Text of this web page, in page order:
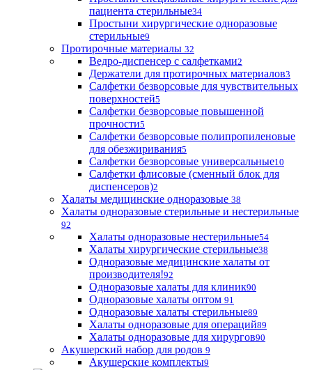
пациента стерильные34
Простыни хирургические одноразовые
стерильные9
Протирочные материалы 32
Ведро-диспенсер с салфетками2
Держатели для протирочных материалов3
Салфетки безворсовые для чувствительных
поверхностей5
Салфетки безворсовые повышенной
прочности5
Салфетки безворсовые полипропиленовые
для обезжиривания5
Салфетки безворсовые универсальные10
Салфетки флисовые (сменный блок для
диспенсеров)2
Халаты медицинские одноразовые 38
Халаты одноразовые стерильные и нестерильные
92
Халаты одноразовые нестерильные54
Халаты хирургические стерильные38
Одноразовые медицинские халаты от
производителя!92
Одноразовые халаты для клиник90
Одноразовые халаты оптом 91
Одноразовые халаты стерильные89
Халаты одноразовые для операций89
Халаты одноразовые для хирургов90
Акушерский набор для родов 9
Акушерские комплекты9